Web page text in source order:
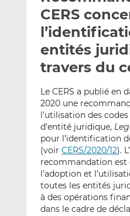
r
r
i
l
CERS
entités
travers du
Le CERS a publié en
2020 une
l’utilisation des
d’entité juridique,
pour l’identification
(voir CERS/2020/12).
recommandation
l’adoption et
toutes les entités
à des opérations
dans le cadre de